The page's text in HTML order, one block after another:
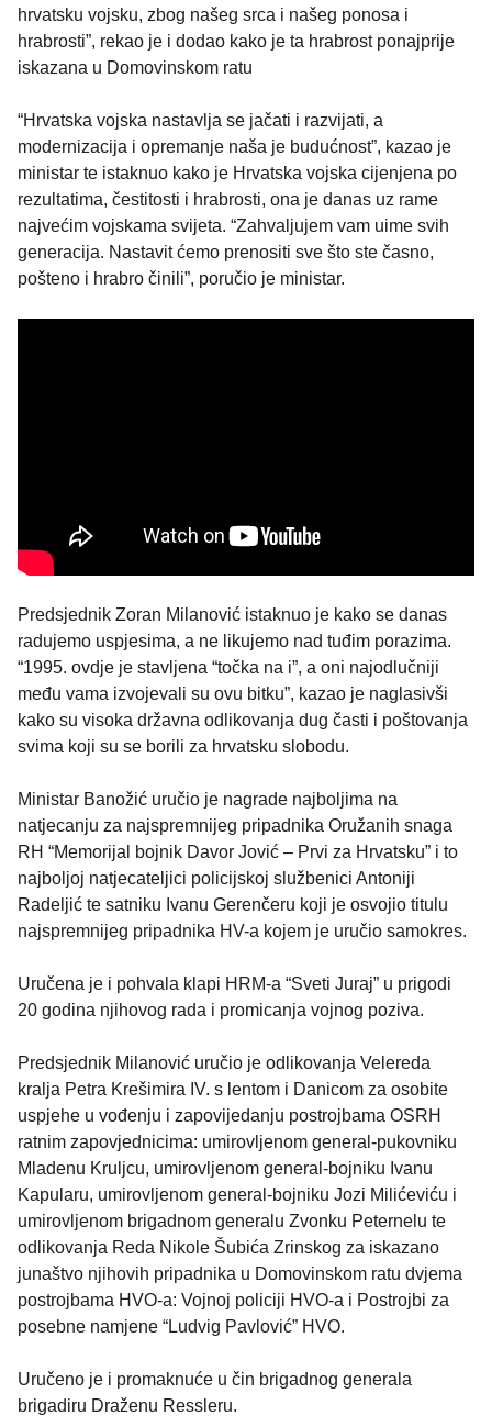
hrvatsku vojsku, zbog našeg srca i našeg ponosa i
hrabrosti”, rekao je i dodao kako je ta hrabrost ponajprije
iskazana u Domovinskom ratu
“Hrvatska vojska nastavlja se jačati i razvijati, a
modernizacija i opremanje naša je budućnost”, kazao je
ministar te istaknuo kako je Hrvatska vojska cijenjena po
rezultatima, čestitosti i hrabrosti, ona je danas uz rame
najvećim vojskama svijeta. “Zahvaljujem vam uime svih
generacija. Nastavit ćemo prenositi sve što ste časno,
pošteno i hrabro činili”, poručio je ministar.
Predsjednik Zoran Milanović istaknuo je kako se danas
radujemo uspjesima, a ne likujemo nad tuđim porazima.
“1995. ovdje je stavljena “točka na i”, a oni najodlučniji
među vama izvojevali su ovu bitku”, kazao je naglasivši
kako su visoka državna odlikovanja dug časti i poštovanja
svima koji su se borili za hrvatsku slobodu.
Ministar Banožić uručio je nagrade najboljima na
natjecanju za najspremnijeg pripadnika Oružanih snaga
RH “Memorijal bojnik Davor Jović – Prvi za Hrvatsku” i to
najboljoj natjecateljici policijskoj službenici Antoniji
Radeljić te satniku Ivanu Gerenčeru koji je osvojio titulu
najspremnijeg pripadnika HV-a kojem je uručio samokres.
Uručena je i pohvala klapi HRM-a “Sveti Juraj” u prigodi
20 godina njihovog rada i promicanja vojnog poziva.
Predsjednik Milanović uručio je odlikovanja Velereda
kralja Petra Krešimira IV. s lentom i Danicom za osobite
uspjehe u vođenju i zapovijedanju postrojbama OSRH
ratnim zapovjednicima: umirovljenom general-pukovniku
Mladenu Kruljcu, umirovljenom general-bojniku Ivanu
Kapularu, umirovljenom general-bojniku Jozi Milićeviću i
umirovljenom brigadnom generalu Zvonku Peternelu te
odlikovanja Reda Nikole Šubića Zrinskog za iskazano
junaštvo njihovih pripadnika u Domovinskom ratu dvjema
postrojbama HVO-a: Vojnoj policiji HVO-a i Postrojbi za
posebne namjene “Ludvig Pavlović” HVO.
Uručeno je i promaknuće u čin brigadnog generala
brigadiru Draženu Ressleru.